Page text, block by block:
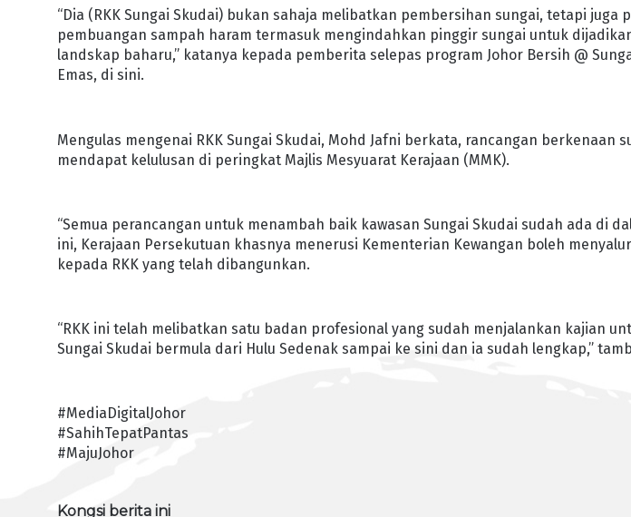
“Dia (RKK Sungai Skudai) bukan sahaja melibatkan pembersihan sungai, tetapi juga
pembuangan sampah haram termasuk mengindahkan pinggir sungai untuk
landskap baharu,” katanya kepada pemberita selepas program Johor Bersih @
Emas, di sini.
Mengulas mengenai RKK Sungai Skudai, Mohd Jafni berkata, rancangan berkenaan
mendapat kelulusan di peringkat Majlis Mesyuarat Kerajaan (MMK).
“Semua perancangan untuk menambah baik kawasan Sungai Skudai sudah ada di
ini, Kerajaan Persekutuan khasnya menerusi Kementerian Kewangan boleh
kepada RKK yang telah dibangunkan.
“RKK ini telah melibatkan satu badan profesional yang sudah menjalankan kajian
Sungai Skudai bermula dari Hulu Sedenak sampai ke sini dan ia sudah lengkap,”
#MediaDigitalJohor
#SahihTepatPantas
#MajuJohor
Kongsi berita ini